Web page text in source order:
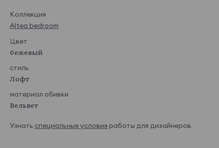
Коллекция
Altea bedroom
Цвет
бежевый
стиль
Лофт
материал обивки
Вельвет
Узнать специальные условия работы для дизайнеров.